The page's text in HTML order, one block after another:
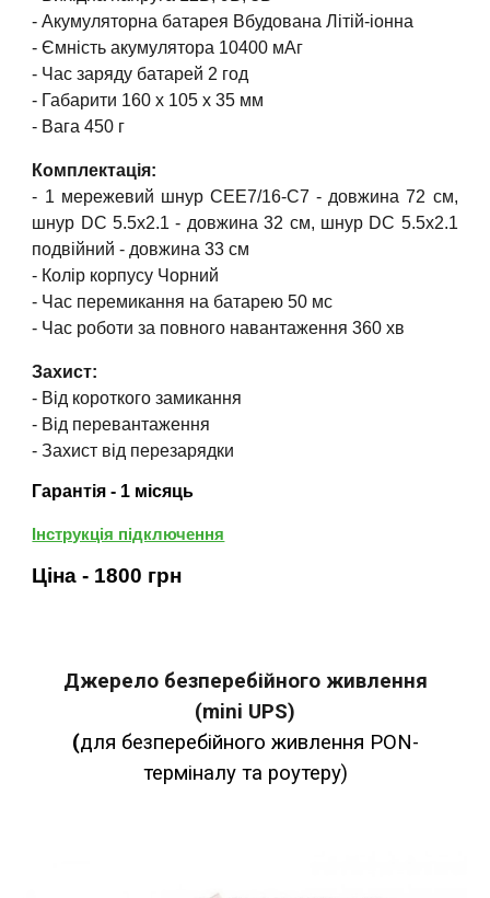
- Акумуляторна батарея ВбудованаЛітій-іонна
- Ємність акумулятора 10400 мАг
- Час заряду батарей 2 год
- Габарити 160 х 105 х 35 мм
- Вага 450 г
Комплектація:
- 1 мережевий шнур CEE7/16-C7 - довжина 72 см,
шнур DC 5.5x2.1 - довжина 32 см, шнур DC 5.5x2.1
подвійний - довжина 33 см
- Колір корпусу Чорний
- Час перемикання на батарею 50 мс
- Час роботи за повного навантаження 360 хв
Захист:
- Від короткого замикання
- Від перевантаження
-Захист від перезарядки
Гарантія - 1 місяць
Інструкція підключення
Ціна - 1800 грн
Джерело безперебійного живлення
(mini UPS)
(для безперебійного живлення PON-
терміналу та роутеру)